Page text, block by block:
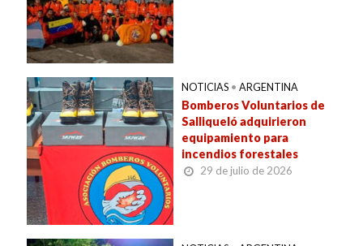
NOTICIAS • ARGENTINA
Bomberos Voluntarios de
Salliqueló adquirieron
equipamiento para
incendios forestales
29 de julio de 2026